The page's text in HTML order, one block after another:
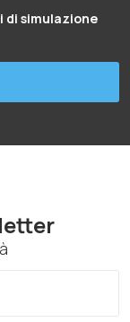
di simulazione